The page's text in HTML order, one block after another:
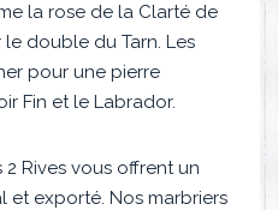
la rose de la Clarté de
double du Tarn. Les
pour une pierre
Fin et le Labrador.
2 Rives vous offrent un
exporté. Nos marbriers